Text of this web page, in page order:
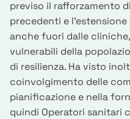
previso il rafforzamento
precedenti e
anche fuori dalle
vulnerabili della
di resilienza. Ha visto
coinvolgimento delle
pianificazione e nella
quindi Operatori sanitari